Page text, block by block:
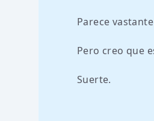
Parece
Pero creo que
Suerte.